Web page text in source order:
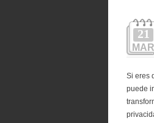
21
MAR
Si eres
puede